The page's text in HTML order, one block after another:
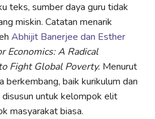
teks, sumber daya guru tidak
miskin. Catatan menarik
Abhijit Banerjee dan Esther
Economics: A Radical
Fight Global Poverty. Menurut
berkembang, baik kurikulum dan
untuk kelompok elit
masyarakat biasa.